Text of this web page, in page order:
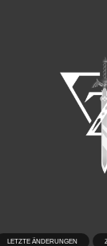
LETZTE ÄNDERUNGEN